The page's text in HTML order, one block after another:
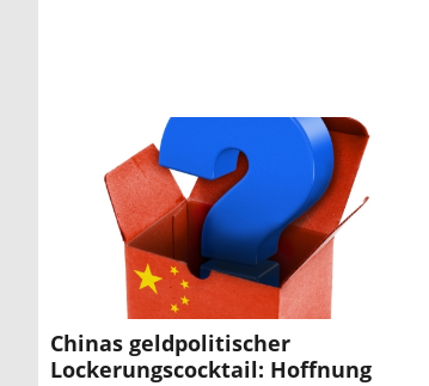
Chinas geldpolitischer
Lockerungscocktail: Hoffnung